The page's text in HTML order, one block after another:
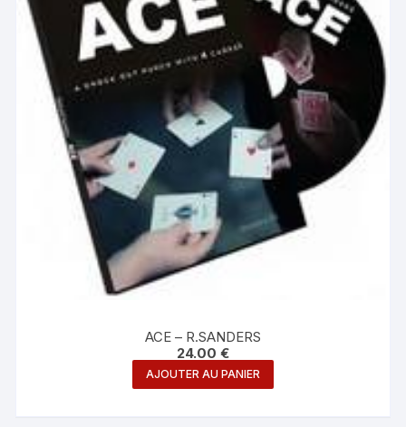
ACE – R.SANDERS
24.00 €
AJOUTER AU PANIER